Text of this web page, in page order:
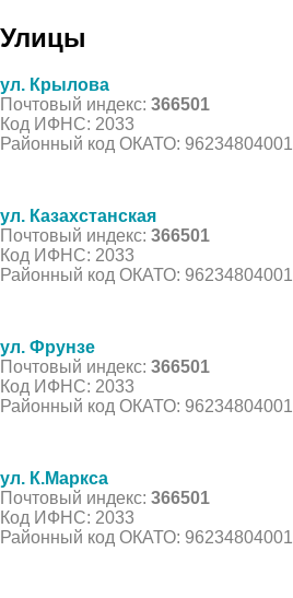
Улицы
ул. Крылова
Почтовый индекс: 366501
Код ИФНС: 2033
Районный код ОКАТО: 96234804001
ул. Казахстанская
Почтовый индекс: 366501
Код ИФНС: 2033
Районный код ОКАТО: 96234804001
ул. Фрунзе
Почтовый индекс: 366501
Код ИФНС: 2033
Районный код ОКАТО: 96234804001
ул. К.Маркса
Почтовый индекс: 366501
Код ИФНС: 2033
Районный код ОКАТО: 96234804001